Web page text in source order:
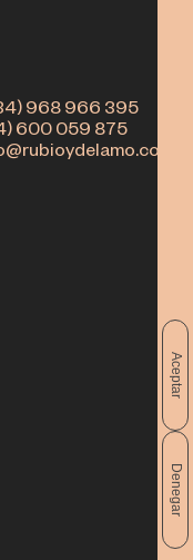
Aceptar
Denegar
968 966 395
600 059 875